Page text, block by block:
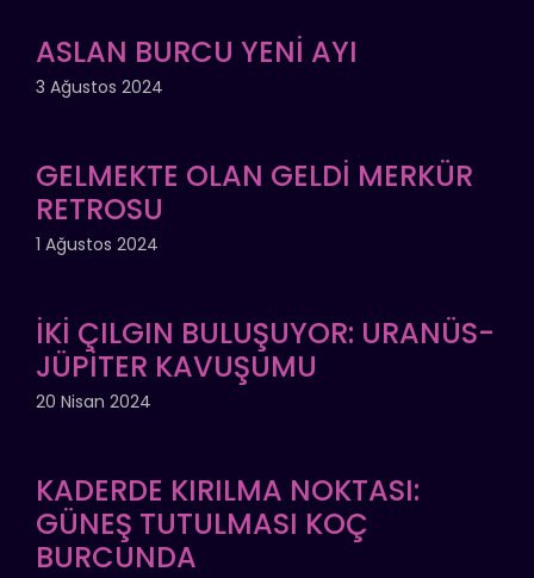
ASLAN BURCU YENİ AYI
3 Ağustos 2024
GELMEKTE OLAN GELDİ MERKÜR
RETROSU
1 Ağustos 2024
İKİ ÇILGIN BULUŞUYOR: URANÜS-
JÜPİTER KAVUŞUMU
20 Nisan 2024
KADERDE KIRILMA NOKTASI:
GÜNEŞ TUTULMASI KOÇ
BURCUNDA